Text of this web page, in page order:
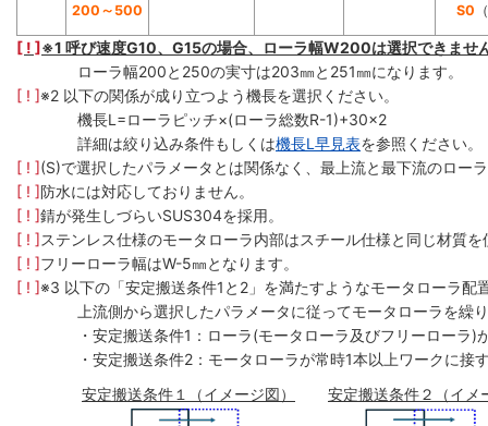
200～500 S0
[ ! ]※1 呼び速度G10、G15の場合、ローラ幅W200は選択できませ
ローラ幅200と250の実寸は203㎜と251㎜になります。
[ ! ]※2 以下の関係が成り立つよう機長を選択ください。
機長L=ローラピッチ×(ローラ総数R-1)+30×2
詳細は絞り込み条件もしくは機長L早見表を参照ください。
[ ! ](S)で選択したパラメータとは関係なく、最上流と最下流のロー
[ ! ]防水には対応しておりません。
[ ! ]錆が発生しづらいSUS304を採用。
[ ! ]ステンレス仕様のモータローラ内部はスチール仕様と同じ材質
[ ! ]フリーローラ幅はW-5㎜となります。
[ ! ]※3 以下の「安定搬送条件1と2」を満たすようなモータローラ配
上流側から選択したパラメータに従ってモータローラを繰
・安定搬送条件1：ローラ(モータローラ及びフリーローラ
・安定搬送条件2：モータローラが常時1本以上ワークに接
安定搬送条件１（イメージ図）
安定搬送条件２（イメ